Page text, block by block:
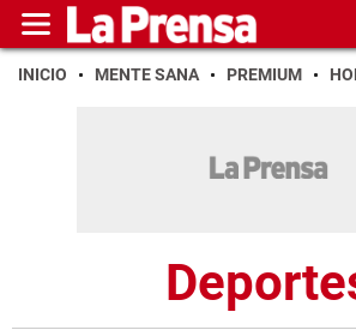
INICIO MENTE SANA PREMIUM